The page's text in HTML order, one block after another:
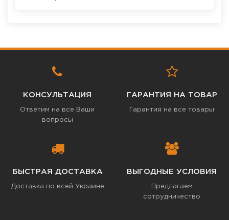
КОНСУЛЬТАЦИЯ
Ответим на все Ваши
вопросы
ГАРАНТИЯ НА ТОВАР
Гарантия на все товары
БЫСТРАЯ ДОСТАВКА
Доставка по всей Украине
ВЫГОДНЫЕ УСЛОВИЯ
Предлагаем
сотрудничество